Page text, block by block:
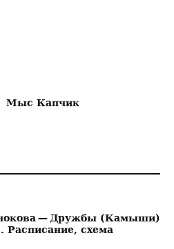
Мыс Капчик
— Дружбы (Камыши)
Расписание, схема